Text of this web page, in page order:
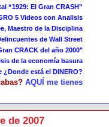
“1929: El Gran CRASH”
5 Videos con Analisis
Maestro de la Disciplina
de Wall Street
CRACK del año 2000"
de la economía basura
¿Donde está el DINERO?
AQUÍ me tienes
de 2007